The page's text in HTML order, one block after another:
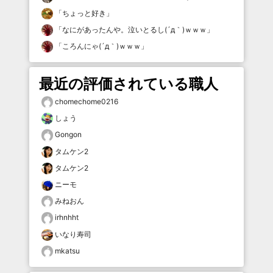
「ちょっと好き 」
「なにがあったんや。泣いとるし(´д｀)ｗｗｗ 」
「 ころんにゃ(´д｀)ｗｗｗ 」
最近の評価されている職人
chomechome0216
しょう
Gongon
タムケン2
タムケン2
ニーモ
みねおん
irhnhht
いなり寿司
mkatsu